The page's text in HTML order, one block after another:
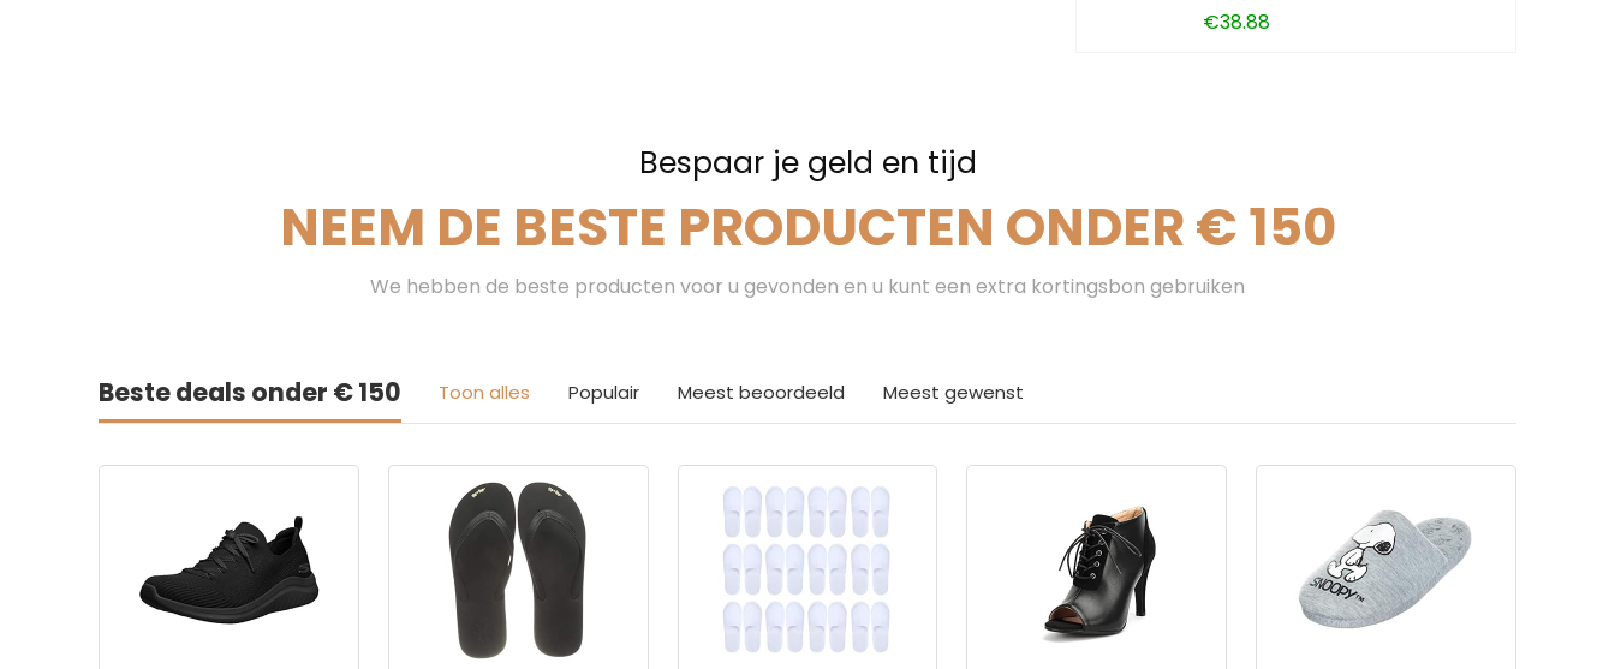
€38.88
Bespaar je geld en tijd
NEEM DE BESTE PRODUCTEN ONDER € 150
We hebben de beste producten voor u gevonden en u kunt een extra kortingsbon gebruiken
Beste deals onder € 150 Toon alles Populair Meest beoordeeld Meest gewenst